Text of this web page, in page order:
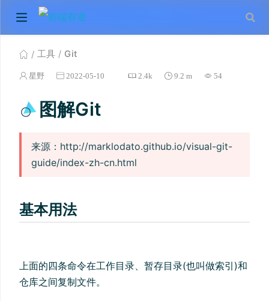
工具 Git
星野 2022-05-10 2.4k 9.2 m 54
图解Git
来源：http://marklodato.github.io/visual-git-
guide/index-zh-cn.html
基本用法
上面的四条命令在工作目录、暂存目录(也叫做索引)和
仓库之间复制文件。